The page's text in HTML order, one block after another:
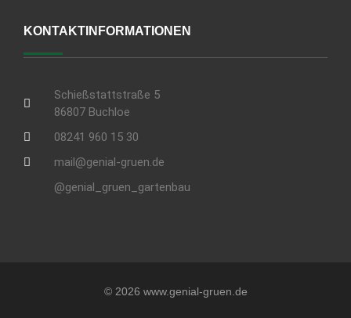
KONTAKTINFORMATIONEN
Schießstattstraße 5
86807 Buchloe
08241 960 15 30
mail@genial-gruen.de
@genial_gruen_gartenbau
© 2026 www.genial-gruen.de